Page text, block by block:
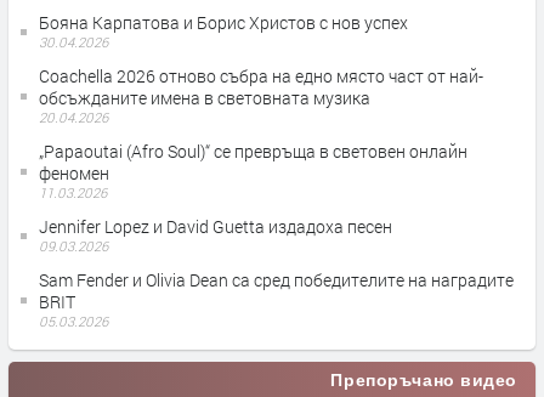
Бояна Карпатова и Борис Христов с нов успех
30.04.2026
Coachella 2026 отново събра на едно място част от най-
обсъжданите имена в световната музика
20.04.2026
„Papaoutai (Afro Soul)“ се превръща в световен онлайн
феномен
11.03.2026
Jennifer Lopez и David Guetta издадоха песен
09.03.2026
Sam Fender и Olivia Dean са сред победителите на наградите
BRIT
05.03.2026
Препоръчано видео